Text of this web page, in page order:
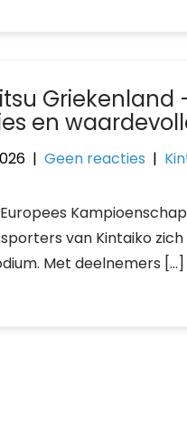
Griekenland
en
|Geen reacties |
van Kintaiko
Met deelnemers […]